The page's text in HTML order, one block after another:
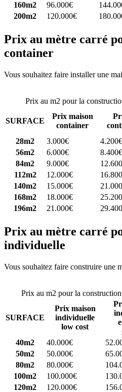
160m2
96.000€
200m2
120.000€
Prix au mètre carré
container
Vous souhaitez faire installer une
Prix au m2 pour la
SURFACE
Prix maison
container
28m2
3.000€ 4.200€
56m2
6.000€ 8.400€
84m2
9.000€
112m2
12.000€
140m2
15.000€
168m2
18.000€
196m2
21.000€
Prix au mètre carré
individuelle
Vous souhaitez faire construire une
Prix au m2 pour la
SURFACE
Prix maison
individuelle
low cost
40m2
40.000€
50m2
50.000€
80m2
80.000€
100m2
100.000€
120m2
120.000€